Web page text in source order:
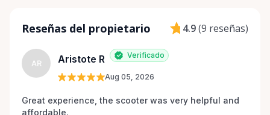
Reseñas del propietario 4.9(9 reseñas)
AR Aristote R Verificado
Aug 05, 2026
Great experience, the scooter was very helpful and
affordable.